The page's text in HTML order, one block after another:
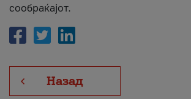
сообраќајот.
Назад